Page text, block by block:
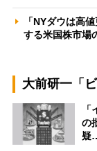
「NYダウは高
する米国株市
大前研一「
の
疑